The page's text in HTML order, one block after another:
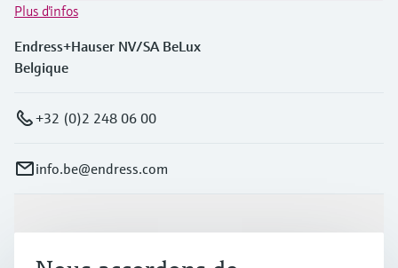
Plus d'infos
Endress+Hauser NV/SA BeLux
Belgique
+32 (0)2 248 06 00
info.be@endress.com